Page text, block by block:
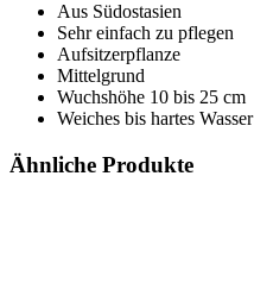
Aus Südostasien
Sehr einfach zu pflegen
Aufsitzerpflanze
Mittelgrund
Wuchshöhe 10 bis 25 cm
Weiches bis hartes Wasser
Ähnliche Produkte